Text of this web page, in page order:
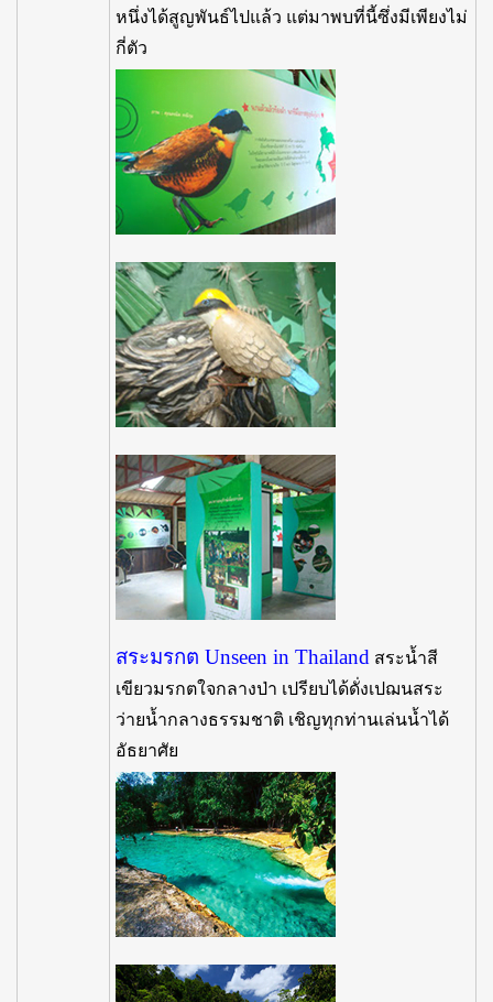
หนึ่งได้สูญพันธ์ไปแล้ว แต่มาพบที่นี้ซึ่งมีเพียงไม่
กี่ตัว
สระมรกต Unseen in Thailand สระน้ำสี
เขียวมรกตใจกลางป่า เปรียบได้ดั่งเปฌนสระ
ว่ายน้ำกลางธรรมชาติ เชิญทุกท่านเล่นน้ำได้
อัธยาศัย